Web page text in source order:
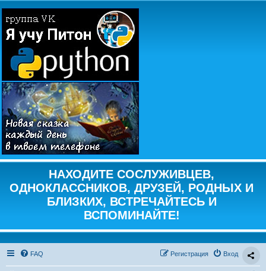
НАХОДИТЕ СОСЛУЖИВЦЕВ,
ОДНОКЛАССНИКОВ, ДРУЗЕЙ, РОДНЫХ И
БЛИЗКИХ, ВСТРЕЧАЙТЕСЬ И
ВСПОМИНАЙТЕ!
FAQ Вход
Регистрация